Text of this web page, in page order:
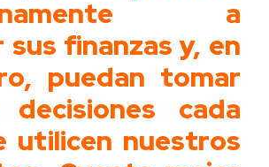
a
sus finanzas y, en
puedan tomar
decisiones cada
utilicen nuestros